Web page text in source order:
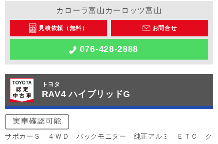
カローラ富山カーロッツ富山
見積依頼（無料） お問合せ
076-428-2888
トヨタ
RAV4 ハイブリッドG
サポカーＳ ４ＷＤ バックモニター 純正アルミ ＥＴＣ ク